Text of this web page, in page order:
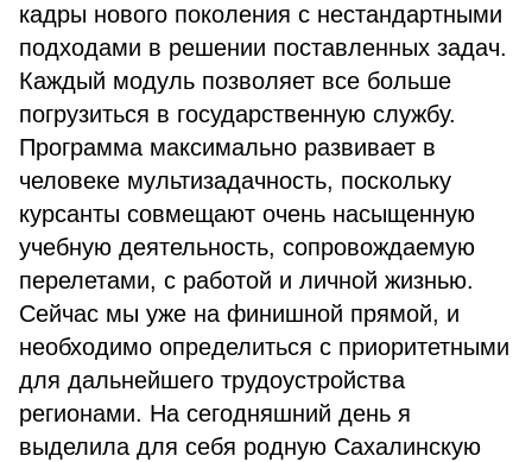
кадры нового поколения с нестандартными
подходами в решении поставленных задач.
Каждый модуль позволяет все больше
погрузиться в государственную службу.
Программа максимально развивает в
человеке мультизадачность, поскольку
курсанты совмещают очень насыщенную
учебную деятельность, сопровождаемую
перелетами, с работой и личной жизнью.
Сейчас мы уже на финишной прямой, и
необходимо определиться с приоритетными
для дальнейшего трудоустройства
регионами. На сегодняшний день я
выделила для себя родную Сахалинскую